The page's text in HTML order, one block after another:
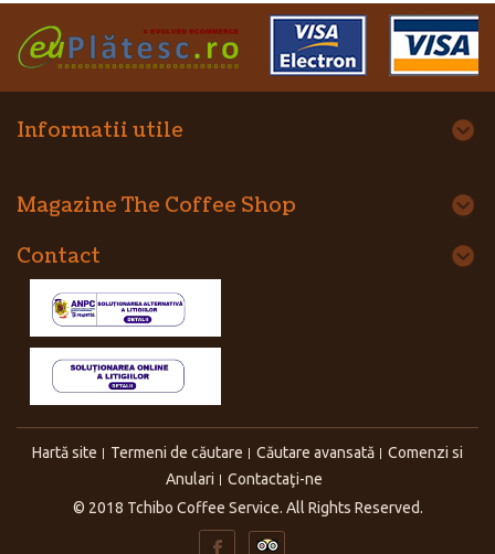
Informatii utile
Magazine The Coffee Shop
Contact
Hartă site Termeni de căutare Căutare avansată
Comenzi si
Anulari
Contactaţi-ne
© 2018 Tchibo Coffee Service. All Rights Reserved.